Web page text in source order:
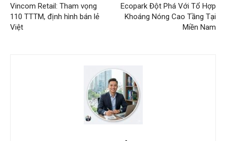
Vincom Retail: Tham vọng
110 TTTM, định hình bán lẻ
Việt
Ecopark Đột Phá Với Tổ Hợp
Khoáng Nóng Cao Tầng Tại
Miền Nam